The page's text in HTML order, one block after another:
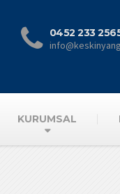
0452 233
KURUMSAL